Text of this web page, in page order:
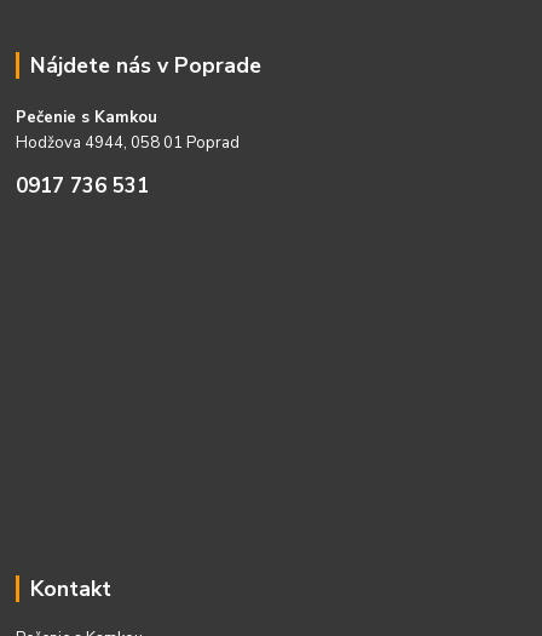
Nájdete nás v Poprade
Pečenie s Kamkou
Hodžova 4944, 058 01 Poprad
0917 736 531
Kontakt